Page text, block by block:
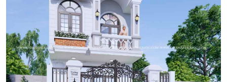
phối cảnh nội thất phòng khách – bộ sofa dài